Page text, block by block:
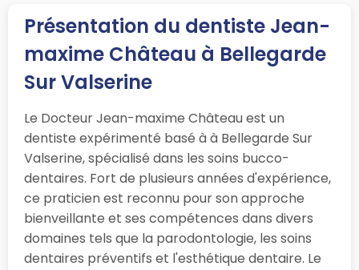
Présentation du dentiste Jean-
maxime Château à Bellegarde
Sur Valserine
Le Docteur Jean-maxime Château est un
dentiste expérimenté basé à à Bellegarde Sur
Valserine, spécialisé dans les soins bucco-
dentaires. Fort de plusieurs années d'expérience,
ce praticien est reconnu pour son approche
bienveillante et ses compétences dans divers
domaines tels que la parodontologie, les soins
dentaires préventifs et l'esthétique dentaire. Le